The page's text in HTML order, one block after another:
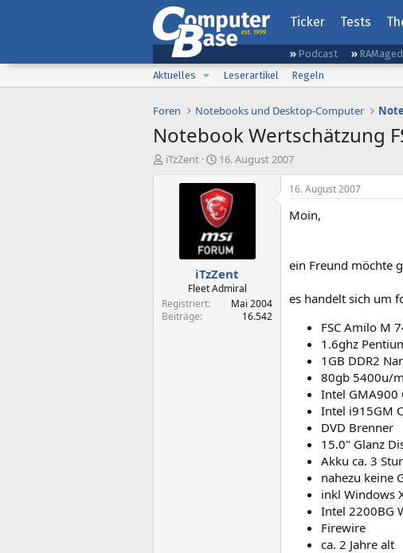
Ticker Tests
Podcast
Aktuelles
Leserartikel Regeln
Foren Notebooks und Desktop-Computer
Notebook Wertschätzung
E
iTzZent
E
s
t
e
l
l
t
a
m
16. August 2007
iTzZent
Fleet Admiral
Registriert
Mai 2004
Beiträge
16.542
16. August 2007
Moin,
ein Freund möchte
es handelt sich um
FSC Amilo M
1.6ghz
1GB DDR2
80gb 5400u/
Intel GMA900
Intel i915GM
DVD Brenner
15.0" Glanz
Akku ca. 3
nahezu keine
inkl Windows
Intel 2200BG
Firewire
ca. 2 Jahre alt